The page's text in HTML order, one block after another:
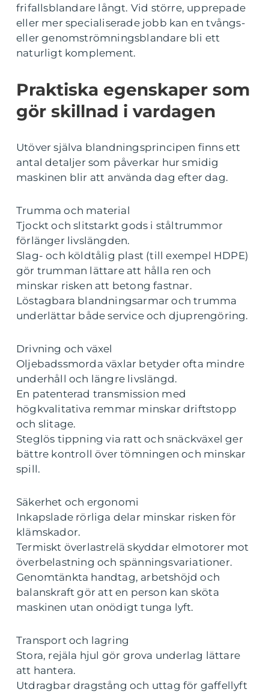
frifallsblandare långt. Vid större, upprepade
eller mer specialiserade jobb kan en tvångs-
eller genomströmningsblandare bli ett
naturligt komplement.
Praktiska egenskaper som
gör skillnad i vardagen
Utöver själva blandningsprincipen finns ett
antal detaljer som påverkar hur smidig
maskinen blir att använda dag efter dag.
Trumma och material
Tjockt och slitstarkt gods i ståltrummor
förlänger livslängden.
Slag- och köldtålig plast (till exempel HDPE)
gör trumman lättare att hålla ren och
minskar risken att betong fastnar.
Löstagbara blandningsarmar och trumma
underlättar både service och djuprengöring.
Drivning och växel
Oljebadssmorda växlar betyder ofta mindre
underhåll och längre livslängd.
En patenterad transmission med
högkvalitativa remmar minskar driftstopp
och slitage.
Steglös tippning via ratt och snäckväxel ger
bättre kontroll över tömningen och minskar
spill.
Säkerhet och ergonomi
Inkapslade rörliga delar minskar risken för
klämskador.
Termiskt överlastrelä skyddar elmotorer mot
överbelastning och spänningsvariationer.
Genomtänkta handtag, arbetshöjd och
balanskraft gör att en person kan sköta
maskinen utan onödigt tunga lyft.
Transport och lagring
Stora, rejäla hjul gör grova underlag lättare
att hantera.
Utdragbar dragstång och uttag för gaffellyft